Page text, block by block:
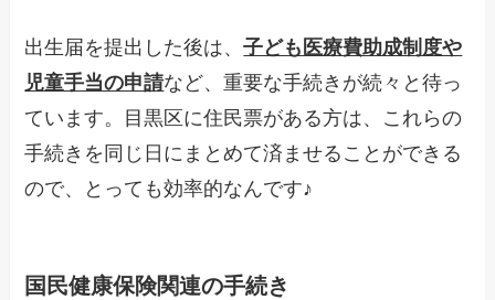
出生届を提出した後は、子ども医療費助成制度や
児童手当の申請など、重要な手続きが続々と待っ
ています。目黒区に住民票がある方は、これらの
手続きを同じ日にまとめて済ませることができる
ので、とっても効率的なんです♪
国民健康保険関連の手続き